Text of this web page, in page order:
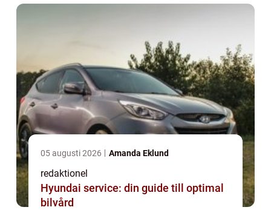
05 augusti 2026 Amanda Eklund
redaktionel
Hyundai service: din guide till optimal
bilvård